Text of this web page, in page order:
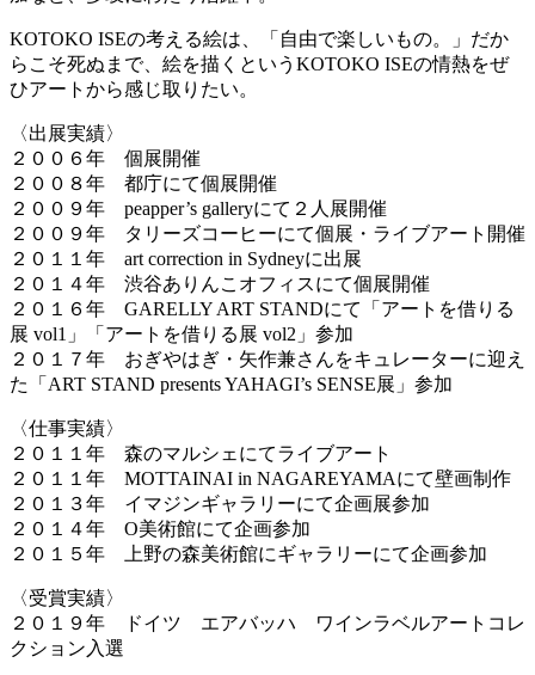
KOTOKO ISEの考える絵は、「自由で楽しいもの。」だか
らこそ死ぬまで、絵を描くというKOTOKO ISEの情熱をぜ
ひアートから感じ取りたい。
〈出展実績〉
２００６年 個展開催
２００８年 都庁にて個展開催
２００９年 peapper’s galleryにて２人展開催
２００９年 タリーズコーヒーにて個展・ライブアート開催
２０１１年 art correction in Sydneyに出展
２０１４年 渋谷ありんこオフィスにて個展開催
２０１６年 GARELLY ART STANDにて「アートを借りる
展 vol1」「アートを借りる展 vol2」参加
２０１７年 おぎやはぎ・矢作兼さんをキュレーターに迎え
た「ART STAND presents YAHAGI’s SENSE展」参加
〈仕事実績〉
２０１１年 森のマルシェにてライブアート
２０１１年 MOTTAINAI in NAGAREYAMAにて壁画制作
２０１３年 イマジンギャラリーにて企画展参加
２０１４年 O美術館にて企画参加
２０１５年 上野の森美術館にギャラリーにて企画参加
〈受賞実績〉
２０１９年 ドイツ エアバッハ ワインラベルアートコレ
クション入選